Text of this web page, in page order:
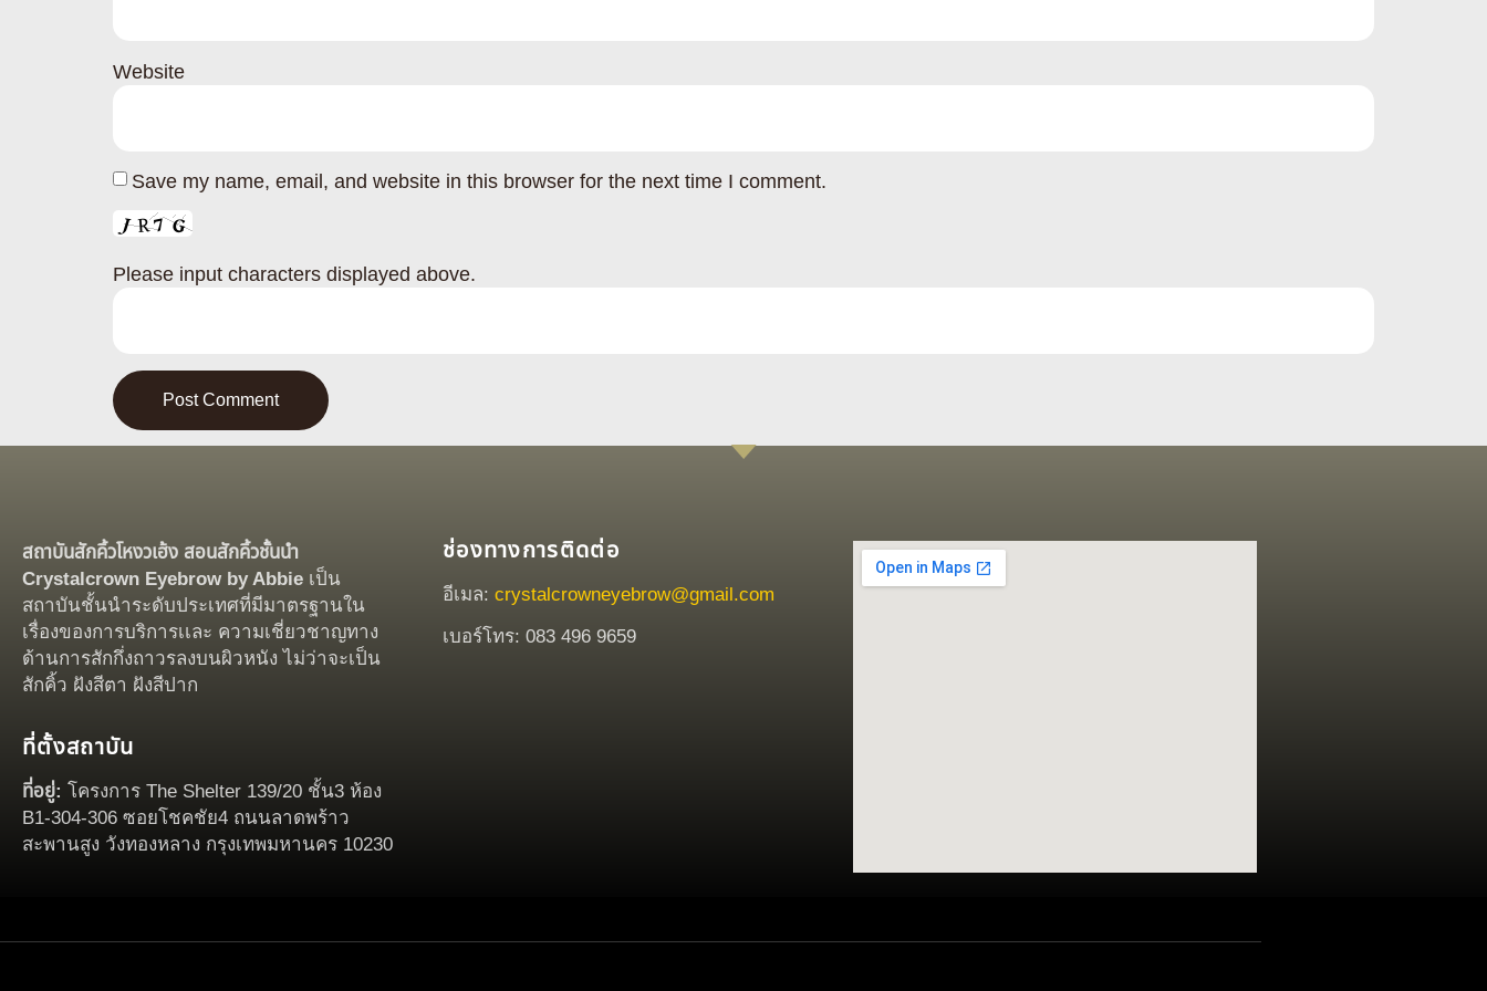
Website
Save my name, email, and website in this browser for the next time I comment.
Please input characters displayed above.
สถาบันสักคิ้วโหงวเฮ้ง สอนสักคิ้วชั้นนำ
Crystalcrown Eyebrow by Abbie เป็น
สถาบันชั้นนำระดับประเทศที่มีมาตรฐานใน
เรื่องของการบริการเเละ ความเชี่ยวชาญทาง
ด้านการสักกึ่งถาวรลงบนผิวหนัง ไม่ว่าจะเป็น
สักคิ้ว ฝังสีตา ฝังสีปาก
ที่ตั้งสถาบัน
ที่อยู่: โครงการ The Shelter 139/20 ชั้น3 ห้อง
B1-304-306 ซอยโชคชัย4 ถนนลาดพร้าว
สะพานสูง วังทองหลาง กรุงเทพมหานคร 10230
ช่องทางการติดต่อ
อีเมล: crystalcrowneyebrow@gmail.com
เบอร์โทร: 083 496 9659